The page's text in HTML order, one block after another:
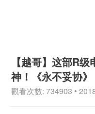
【越哥】这部R
神！《永不妥协》
觀看次數: 734903 •